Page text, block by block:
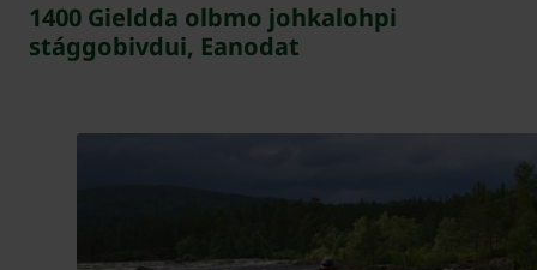
1400 Gieldda olbmo johkalohpi
stággobivdui, Eanodat